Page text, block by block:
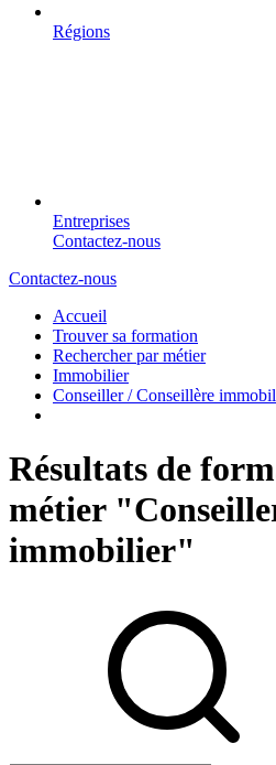
Régions
Entreprises
Contactez-nous
Contactez-nous
Accueil
Trouver sa formation
Rechercher par métier
Immobilier
Conseiller / Conseillère
Résultats de
métier
immobilier"